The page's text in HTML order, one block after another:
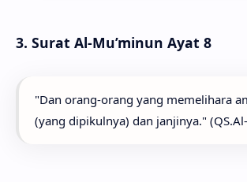
3. Surat Al-Mu’minun Ayat 8
"Dan orang-orang yang memelihara
(yang dipikulnya) dan janjinya."